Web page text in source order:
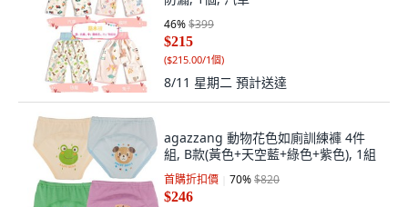
46%$399
$215
($215.00/1個)
8/11 星期二 預計送達
agazzang 動物花色如廁訓練褲 4件
組, B款(黃色+天空藍+綠色+紫色), 1組
首購折扣價 70%$820
$246